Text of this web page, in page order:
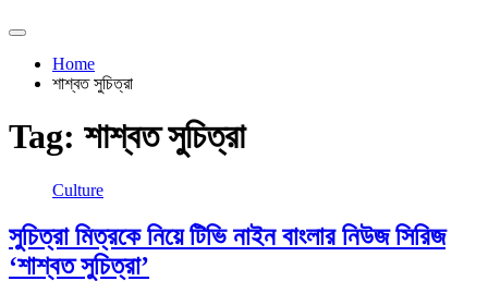
Home
শাশ্বত সুচিত্রা
Tag: শাশ্বত সুচিত্রা
Culture
সুচিত্রা মিত্রকে নিয়ে টিভি নাইন বাংলার নিউজ সিরিজ
‘শাশ্বত সুচিত্রা’